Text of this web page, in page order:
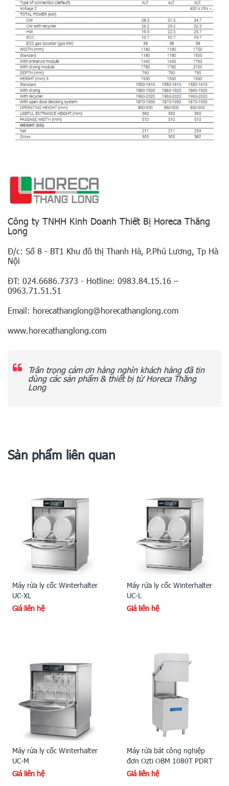
Công ty TNHH Kinh Doanh Thiết Bị Horeca Thăng
Long
Đ/c: Số 8 - BT1 Khu đô thị Thanh Hà, P.Phú Lương, Tp Hà
Nội
ĐT: 024.6686.7373 - Hotline: 0983.84.15.16 –
0963.71.51.51
Email: horecathanglong@horecathanglong.com
www.horecathanglong.com
Trân trọng cảm ơn hàng nghìn khách hàng đã tin
dùng các sản phẩm & thiết bị từ Horeca Thăng
Long
Sản phẩm liên quan
Máy rửa ly cốc Winterhalter
UC-XL
Giá liên hệ
Máy rửa ly cốc Winterhalter
UC-L
Giá liên hệ
Máy rửa ly cốc Winterhalter
UC-M
Giá liên hệ
Máy rửa bát công nghiệp
đơn Ozti OBM 1080T PDRT
Giá liên hệ